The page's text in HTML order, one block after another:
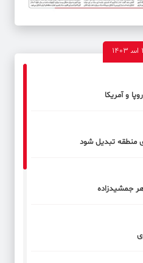
و آمریکا
منطقه تبدیل شود